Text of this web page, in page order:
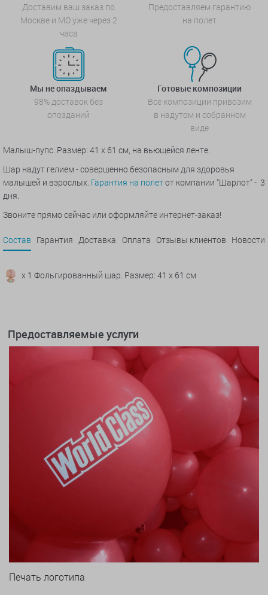
Доставим ваш заказ по
Москве и МО уже через 2
часа
Предоставляем гарантию
на полет
Мы не опаздываем
98% доставок без
опозданий
Готовые композиции
Все композиции привозим
в надутом и собранном
виде
Малыш-пупс. Размер: 41 х 61 см, на вьющейся ленте.
Шар надут гелием - совершенно безопасным для здоровья
малышей и взрослых. Гарантия на полетот компании "Шарлот" - 3
дня.
Звоните прямо сейчас или оформляйте интернет-заказ!
Состав Гарантия Доставка Оплата Отзывы клиентов Новости
x 1 Фольгированный шар. Размер: 41 х 61 см
Предоставляемые услуги
Печать логотипа